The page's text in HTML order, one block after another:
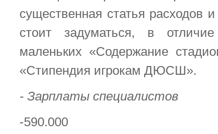
существенная статья расходов
стоит задуматься, в
маленьких «Содержание
«Стипендия игрокам ДЮСШ».
- Зарплаты специалистов
-590.000